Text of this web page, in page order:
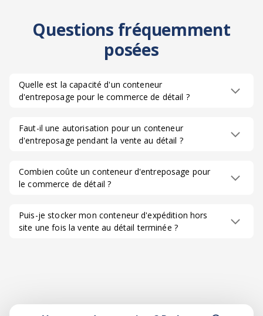
Questions fréquemment
posées
Quelle est la capacité d'un conteneur
d'entreposage pour le commerce de détail ?
Faut-il une autorisation pour un conteneur
d'entreposage pendant la vente au détail ?
Combien coûte un conteneur d'entreposage pour
le commerce de détail ?
Puis-je stocker mon conteneur d'expédition hors
site une fois la vente au détail terminée ?